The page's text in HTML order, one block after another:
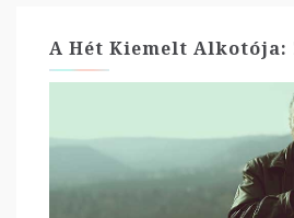
A Hét Kiemelt Alkotója: